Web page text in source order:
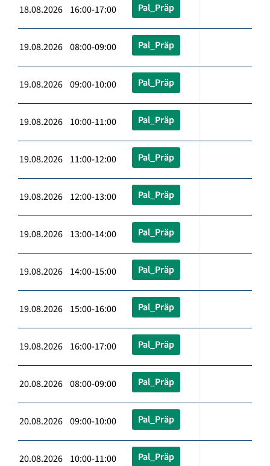
18.08.2026 16:00-17:00 Pal_Präp
19.08.2026 08:00-09:00 Pal_Präp
19.08.2026 09:00-10:00 Pal_Präp
19.08.2026 10:00-11:00 Pal_Präp
19.08.2026 11:00-12:00 Pal_Präp
19.08.2026 12:00-13:00 Pal_Präp
19.08.2026 13:00-14:00 Pal_Präp
19.08.2026 14:00-15:00 Pal_Präp
19.08.2026 15:00-16:00 Pal_Präp
19.08.2026 16:00-17:00 Pal_Präp
20.08.2026 08:00-09:00 Pal_Präp
20.08.2026 09:00-10:00 Pal_Präp
20.08.2026 10:00-11:00 Pal_Präp